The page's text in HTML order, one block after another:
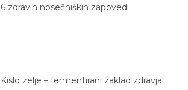
6 zdravih nosečniških zapovedi
Kislo zelje – fermentirani zaklad zdravja